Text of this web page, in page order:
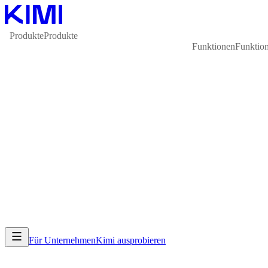
ProdukteProdukte
Funktionen
Für UnternehmenKimi ausprobieren